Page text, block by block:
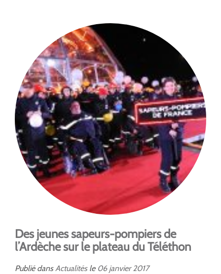
Des jeunes sapeurs-pompiers de
l’Ardèche sur le plateau du Téléthon
Publié dans Actualitésle 06 janvier 2017